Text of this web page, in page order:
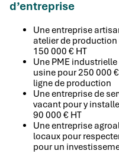
d’entreprise
Une entreprise
atelier de
150 000 € HT
Une PME
usine pour 250 000
ligne de production
Une entreprise de
vacant pour y
90 000 € HT
Une entreprise
locaux pour
pour un